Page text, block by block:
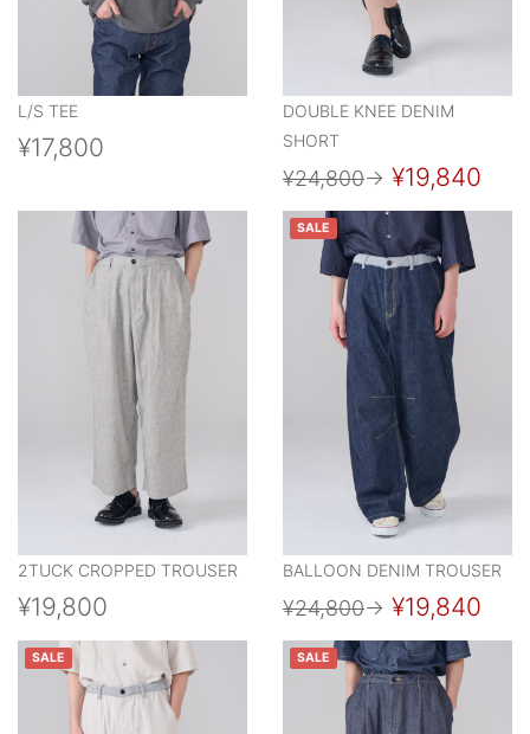
L/S TEE
¥17,800
DOUBLE KNEE DENIM
SHORT
¥24,800→ ¥19,840
2TUCK CROPPED TROUSER
¥19,800
SALE
BALLOON DENIM TROUSER
¥24,800→ ¥19,840
SALE SALE